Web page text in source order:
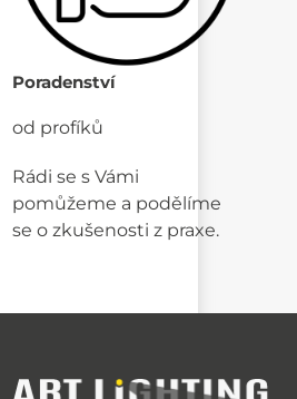
Poradenství
od profíků
Rádi se s Vámi
pomůžeme a podělíme
se o zkušenosti z praxe.